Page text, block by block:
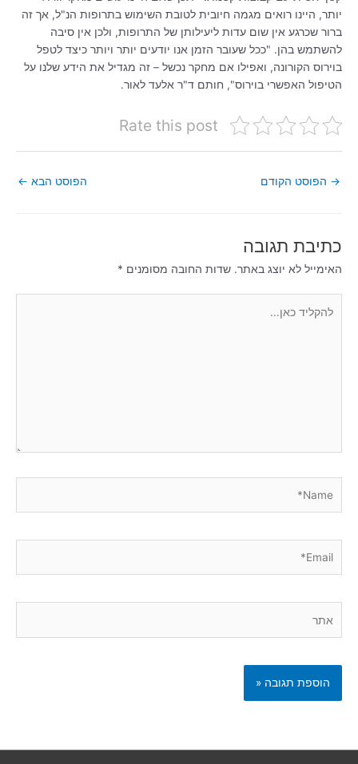
יותר, היינו רואים מגמה חיובית לטובת השימוש בתרופות הנ"ל, אך זה
ברור שכרגע אין שום עדות ליעילותן של התרופות, ולכן אין סיבה
להשתמש בהן. "ככל שעובר הזמן אנו יודעים יותר ויותר כיצד לטפל
בוירוס הקורונה, ואפילו אם מחקר נכשל – זה מגדיל את הידע שלנו על
הטיפול האפשרי בוירוס", חותם ד"ר אלעד לאור.
Rate this post
→ הפוסט הקודם הפוסט הבא ←
כתיבת תגובה
האימייל לא יוצג באתר. שדות החובה מסומנים *
כאן...